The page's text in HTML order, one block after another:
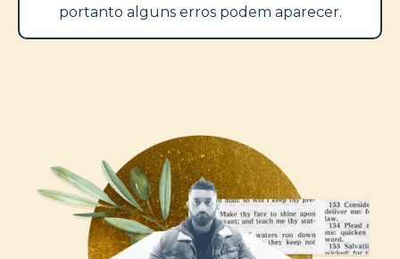
portanto alguns erros podem aparecer.